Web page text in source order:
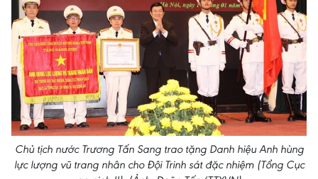
Chủ tịch nước Trương Tấn Sang trao tặng Danh hiệu Anh hùng
lực lượng vũ trang nhân cho Đội Trinh sát đặc nhiệm (Tổng Cục